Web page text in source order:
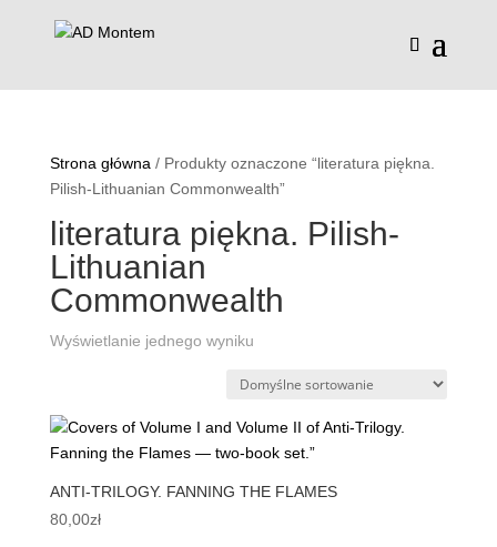
Strona główna / Produkty oznaczone “literatura piękna.
Pilish-Lithuanian Commonwealth”
literatura piękna. Pilish-
Lithuanian
Commonwealth
Wyświetlanie jednego wyniku
ANTI-TRILOGY. FANNING THE FLAMES
80,00zł